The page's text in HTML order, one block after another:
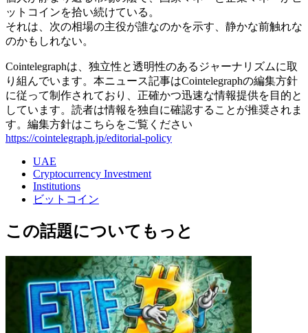
ットコインを拾い続けている。
それは、次の相場の主役が誰なのかを示す、静かな前触れな
のかもしれない。
Cointelegraphは、独立性と透明性のあるジャーナリズムに取
り組んでいます。本ニュース記事はCointelegraphの編集方針
に従って制作されており、正確かつ迅速な情報提供を目的と
しています。読者は情報を独自に確認することが推奨されま
す。編集方針はこちらをご覧ください
https://cointelegraph.jp/editorial-policy
UAE
Cryptocurrency Investment
Institutions
ビットコイン
この話題についてもっと